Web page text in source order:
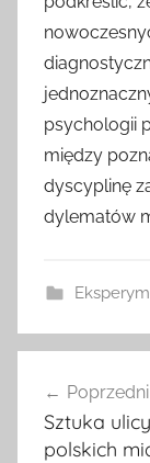
psychologii
między
dyscyplinę
dylematów
wpisu
Sztuka
polskich